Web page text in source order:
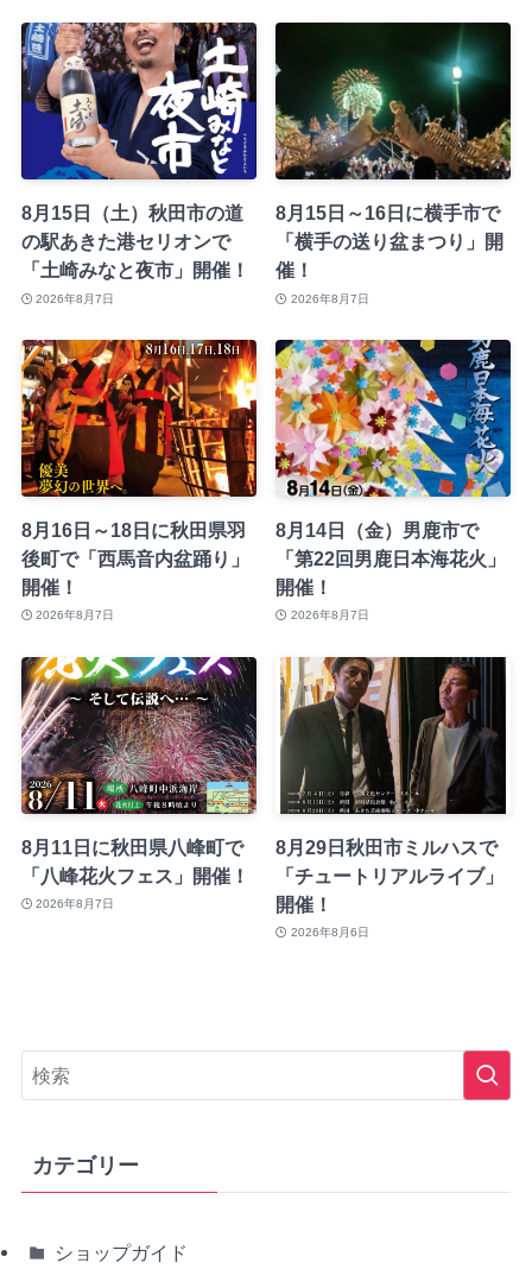
8月15日（土）秋田市の道
の駅あきた港セリオンで
「土崎みなと夜市」開催！
2026年8月7日
8月15日～16日に横手市で
「横手の送り盆まつり」開
催！
2026年8月7日
8月16日～18日に秋田県羽
後町で「西馬音内盆踊り」
開催！
2026年8月7日
8月14日（金）男鹿市で
「第22回男鹿日本海花火」
開催！
2026年8月7日
8月11日に秋田県八峰町で
「八峰花火フェス」開催！
2026年8月7日
8月29日秋田市ミルハスで
「チュートリアルライブ」
開催！
2026年8月6日
カテゴリー
ショップガイド